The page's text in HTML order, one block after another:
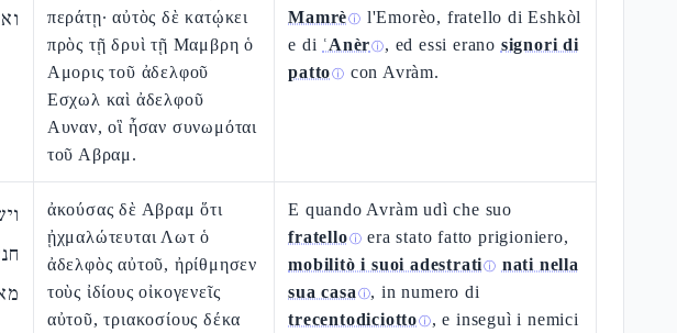
περάτῃ· αὐτὸς δὲ κατῴκει
πρὸς τῇ δρυὶ τῇ Μαμβρη ὁ
Αμορις τοῦ ἀδελφοῦ
Εσχωλ καὶ ἀδελφοῦ
Αυναν, οἳ ἦσαν συνωμόται
τοῦ Αβραμ.
Mamrèⓘ l'Emorèo, fratello di Eshkòl
e di ʿAnèrⓘ, ed essi erano signori di
pattoⓘ con Avràm.
ἀκούσας δὲ Αβραμ ὅτι
ᾐχμαλώτευται Λωτ ὁ
ἀδελφὸς αὐτοῦ, ἠρίθμησεν
τοὺς ἰδίους οἰκογενεῖς
αὐτοῦ, τριακοσίους δέκα
E quando Avràm udì che suo
fratelloⓘ era stato fatto prigioniero,
mobilitò i suoi adestratiⓘ nati nella
sua casa ⓘ, in numero di
trecentodiciottoⓘ, e inseguì i nemici